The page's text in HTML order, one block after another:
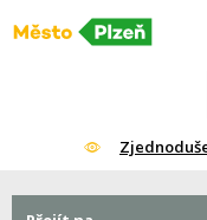
Přeskočit